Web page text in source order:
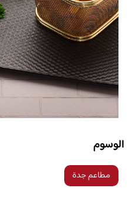
الوسوم
مطاعم جدة